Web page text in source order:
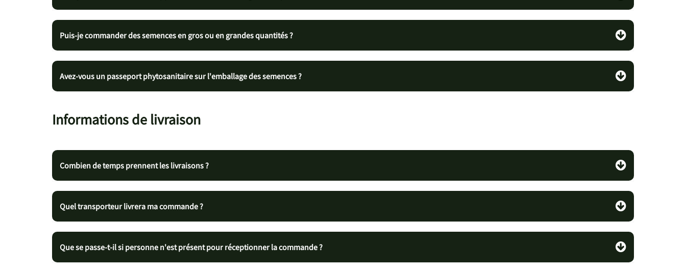
Puis-je commander des semences en gros ou en grandes quantités ?
Avez-vous un passeport phytosanitaire sur l'emballage des semences ?
Informations de livraison
Combien de temps prennent les livraisons ?
Quel transporteur livrera ma commande ?
Que se passe-t-il si personne n'est présent pour réceptionner la commande ?